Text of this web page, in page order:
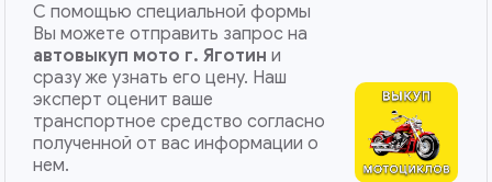
С помощью специальной формы
Вы можете отправить запрос на
автовыкуп мото г. Яготин и
сразу же узнать его цену. Наш
эксперт оценит ваше
транспортное средство согласно
полученной от вас информации о
нем.